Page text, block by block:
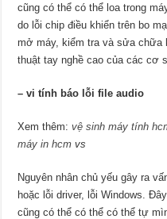
cũng có thể có thể loa trong
do lỗi chip điều khiển trên bo
mở máy, kiểm tra và sửa chữa
thuật tay nghề cao của các cơ
– vi tính báo lỗi file audio
Xem thêm:vệ sinh máy tính
máy in hcm vs
Nguyên nhân chủ yếu gây ra
hoặc lỗi driver, lỗi Windows.
cũng có thể có thể có thể tự